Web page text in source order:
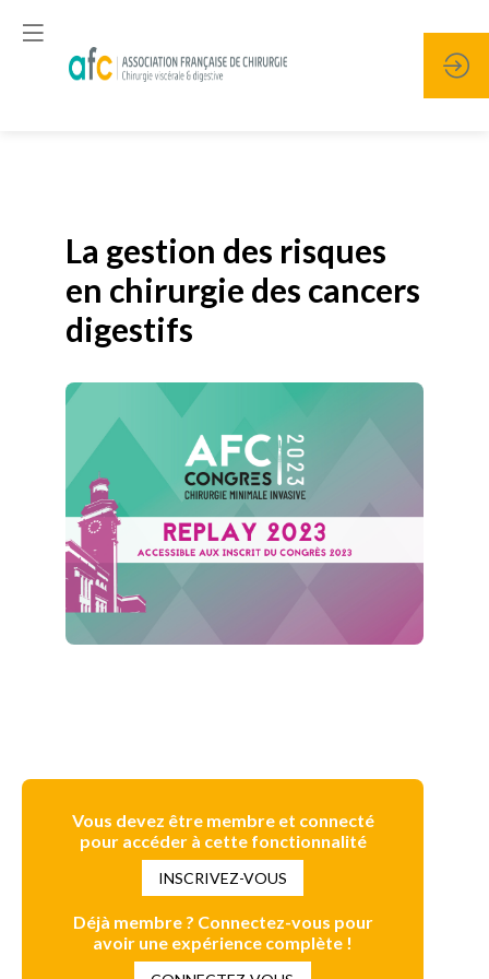
La gestion des risques
en chirurgie des cancers
digestifs
Vous devez être membre et connecté
pour accéder à cette fonctionnalité
INSCRIVEZ-VOUS
Déjà membre ? Connectez-vous pour
avoir une expérience complète !